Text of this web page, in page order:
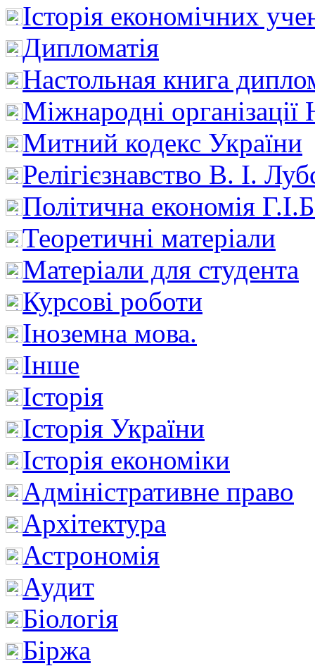
Історія економічних
Дипломатія
Настольная книга
Міжнародні
Митний кодекс України
Релігієзнавство В. І.
Політична економія
Теоретичні матеріали
Матеріали для студента
Курсові роботи
Іноземна мова.
Інше
Історія
Історія України
Історія економіки
Адміністративне право
Архітектура
Астрономія
Аудит
Біологія
Біржа